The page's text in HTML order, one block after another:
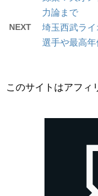
力論まで
NEXT
埼玉西武ラ
選手や最高年
このサイトはアフィ